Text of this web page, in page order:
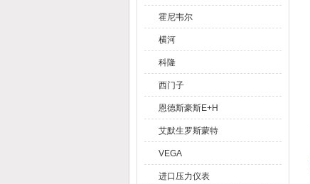
霍尼韦尔
横河
科隆
西门子
恩德斯豪斯E+H
艾默生罗斯蒙特
VEGA
进口压力仪表